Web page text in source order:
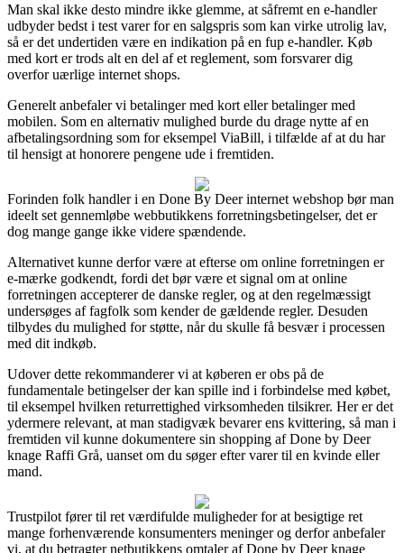
Man skal ikke desto mindre ikke glemme, at såfremt en e-handler
udbyder bedst i test varer for en salgspris som kan virke utrolig lav,
så er det undertiden være en indikation på en fup e-handler. Køb
med kort er trods alt en del af et reglement, som forsvarer dig
overfor uærlige internet shops.
Generelt anbefaler vi betalinger med kort eller betalinger med
mobilen. Som en alternativ mulighed burde du drage nytte af en
afbetalingsordning som for eksempel ViaBill, i tilfælde af at du har
til hensigt at honorere pengene ude i fremtiden.
Forinden folk handler i en Done By Deer internet webshop bør man
ideelt set gennemløbe webbutikkens forretningsbetingelser, det er
dog mange gange ikke videre spændende.
Alternativet kunne derfor være at efterse om online forretningen er
e-mærke godkendt, fordi det bør være et signal om at online
forretningen accepterer de danske regler, og at den regelmæssigt
undersøges af fagfolk som kender de gældende regler. Desuden
tilbydes du mulighed for støtte, når du skulle få besvær i processen
med dit indkøb.
Udover dette rekommanderer vi at køberen er obs på de
fundamentale betingelser der kan spille ind i forbindelse med købet,
til eksempel hvilken returrettighed virksomheden tilsikrer. Her er det
ydermere relevant, at man stadigvæk bevarer ens kvittering, så man i
fremtiden vil kunne dokumentere sin shopping af Done by Deer
knage Raffi Grå, uanset om du søger efter varer til en kvinde eller
mand.
Trustpilot fører til ret værdifulde muligheder for at besigtige ret
mange forhenværende konsumenters meninger og derfor anbefaler
vi, at du betragter netbutikkens omtaler af Done by Deer knage